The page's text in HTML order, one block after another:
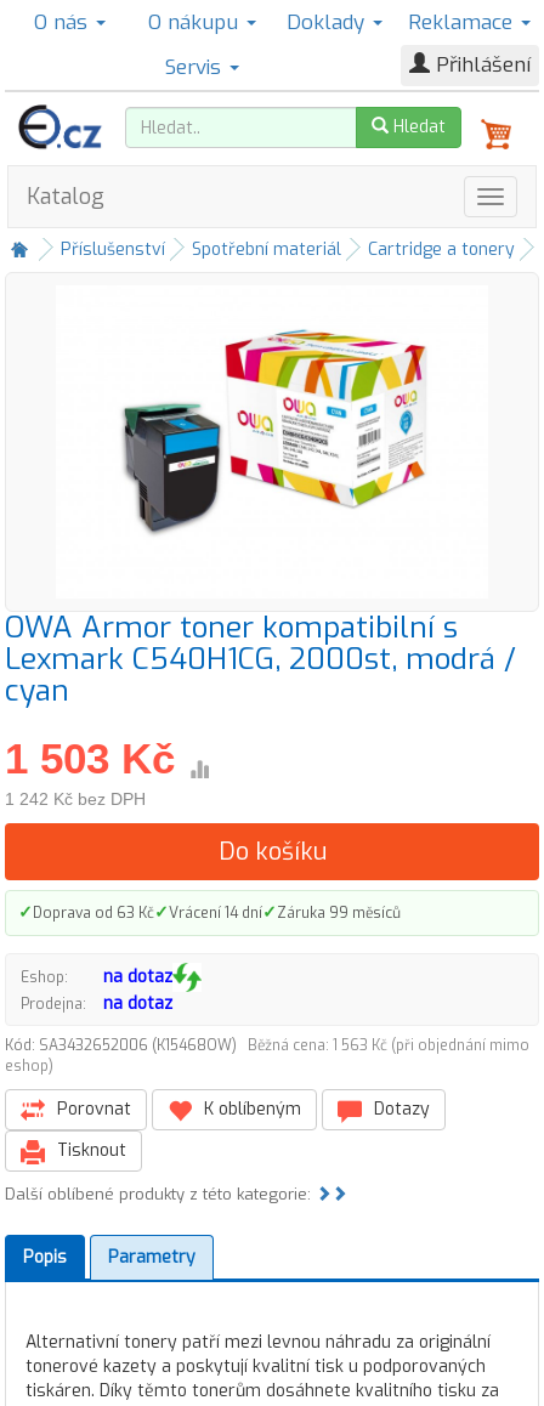
O nás O nákupu Doklady
Reklamace
Servis
Přihlášení
Hledat
Katalog
Příslušenství Spotřební materiál Cartridge a tonery
OWA Armor toner kompatibilní s
Lexmark C540H1CG, 2000st, modrá /
cyan
1 503 Kč
1 242 Kč bez DPH
Do košíku
✓Doprava od 63 Kč✓Vrácení 14 dní✓Záruka 99 měsíců
Eshop: na dotaz
Prodejna: na dotaz
Kód: SA3432652006 (K15468OW)
Běžná cena: 1 563 Kč (při objednání mimo
eshop)
Porovnat K oblíbeným
Dotazy
Tisknout
Další oblíbené produkty z této kategorie:
Popis Parametry
Alternativní tonery patří mezi levnou náhradu za originální
tonerové kazety a poskytují kvalitní tisk u podporovaných
tiskáren. Díky těmto tonerům dosáhnete kvalitního tisku za